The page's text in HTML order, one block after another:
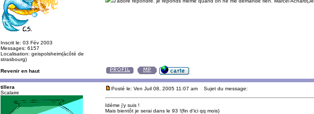
Inscrit le: 03 Fév 2003
Messages: 6157
Localisation: geispolsheim(àcôté de
strasbourg)
Revenir en haut
tillera
Scalaire
Posté le: Ven Juil 08, 2005 11:07 am Sujet du message:
Idéme j'y suis !
Mais bientôt je serai dans le 93 !(fin d'ici qq mois)